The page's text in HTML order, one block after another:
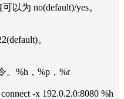
以为 no(default)/yes。
。
。%h，%p，%r
-x 192.0.2.0:8080 %h